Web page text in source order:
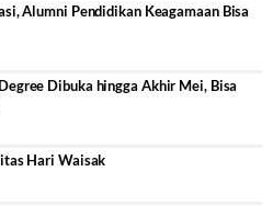
Alumni Pendidikan Keagamaan Bisa
Dibuka hingga Akhir Mei, Bisa
Hari Waisak